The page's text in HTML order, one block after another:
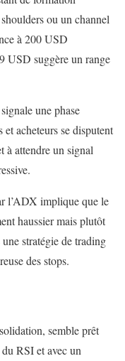
ou un channel
à 200 USD
USD suggère un range
une phase
acheteurs se disputent
à attendre un signal
l’ADX implique que le
haussier mais plutôt
stratégie de trading
des stops.
semble prêt
RSI et avec un